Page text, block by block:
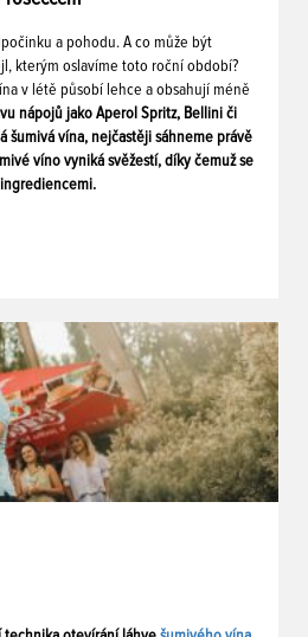
a pohodu. A co může být
kterým oslavíme toto roční období?
v létě působí lehce a obsahují méně
nápojů jako Aperol Spritz, Bellini či
šumivá vína, nejčastěji sáhneme právě
víno vyniká svěžestí, díky čemuž se